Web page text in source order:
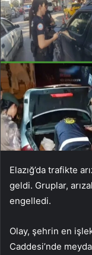
Elazığ’da trafikte
geldi. Gruplar,
engelledi.
Olay, şehrin en
Caddesi’nde